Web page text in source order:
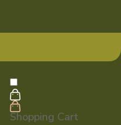
Shopping Cart